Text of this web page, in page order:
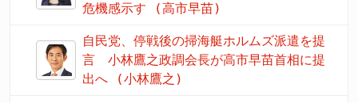
危機感示す (高市早苗)
自民党、停戦後の掃海艇ホルムズ派遣を提
言 小林鷹之政調会長が高市早苗首相に提
出へ (小林鷹之)